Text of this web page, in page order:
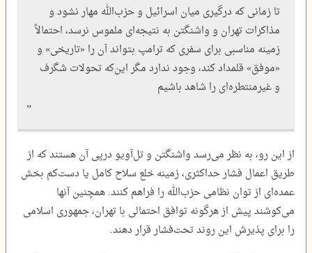
تا زمانی که درگیری میان اسرائیل و حزب‌الله مهار نشود و
مذاکرات تهران و واشنگتن به نتیجه‌ای ملموس نرسد، احتمالاً
زمینه مناسبی برای سفری که ترامپ بتواند آن را «تاریخی» و
«موفق» قلمداد کند، وجود ندارد مگر این‌که تحولات شگرف
و غیر‌منتطره‌ای را شاهد باشیم
از این رو، به نظر می‌رسد واشنگتن و تل‌آویو درپی آن هستند که از
طریق اعمال فشار حداکثری، زمینه خلع سلاح کامل یا دست‌کم بخش
عمده‌ای از توان نظامی حزب‌الله را فراهم کنند. همچنین آنها
می‌کوشند پیش از هرگونه توافق احتمالی با تهران، جمهوری اسلامی
را برای پذیرش این روند تحت‌فشار قرار دهند.